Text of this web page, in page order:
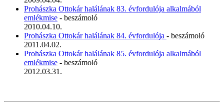
Prohászka Ottokár halálának 83. évfordulója alkalmából
emlékmise - beszámoló
2010.04.10.
Prohászka Ottokár halálának 84. évfordulója - beszámoló
2011.04.02.
Prohászka Ottokár halálának 85. évfordulója alkalmából
emlékmise - beszámoló
2012.03.31.